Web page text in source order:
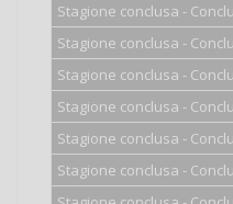
Stagione conclusa -
Stagione conclusa -
Stagione conclusa -
Stagione conclusa -
Stagione conclusa -
Stagione conclusa -